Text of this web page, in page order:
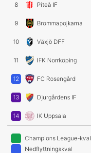
8 Piteå IF
9 Brommapojkarna
10 Växjö DFF
11 IFK Norrköping
12 FC Rosengård
13 Djurgårdens IF
14 IK Uppsala
Champions League-kval
Nedflyttningskval